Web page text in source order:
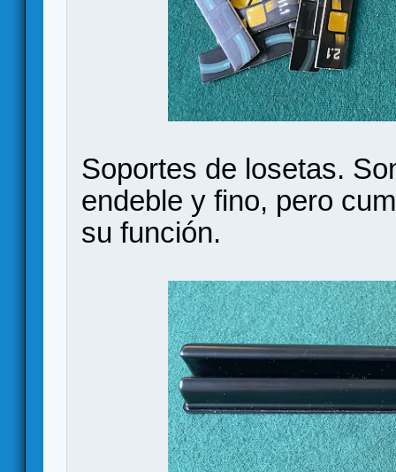
Soportes de losetas.
endeble y fino, pero
su función.